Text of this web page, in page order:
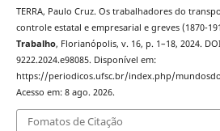
TERRA, Paulo Cruz. Os trabalhadores do
controle estatal e empresarial e greves (1870-
Trabalho, Florianópolis, v. 16, p. 1–18, 2024.
9222.2024.e98085. Disponível em:
https://periodicos.ufsc.br/index.php/
Acesso em: 8 ago. 2026.
Fomatos de Citação